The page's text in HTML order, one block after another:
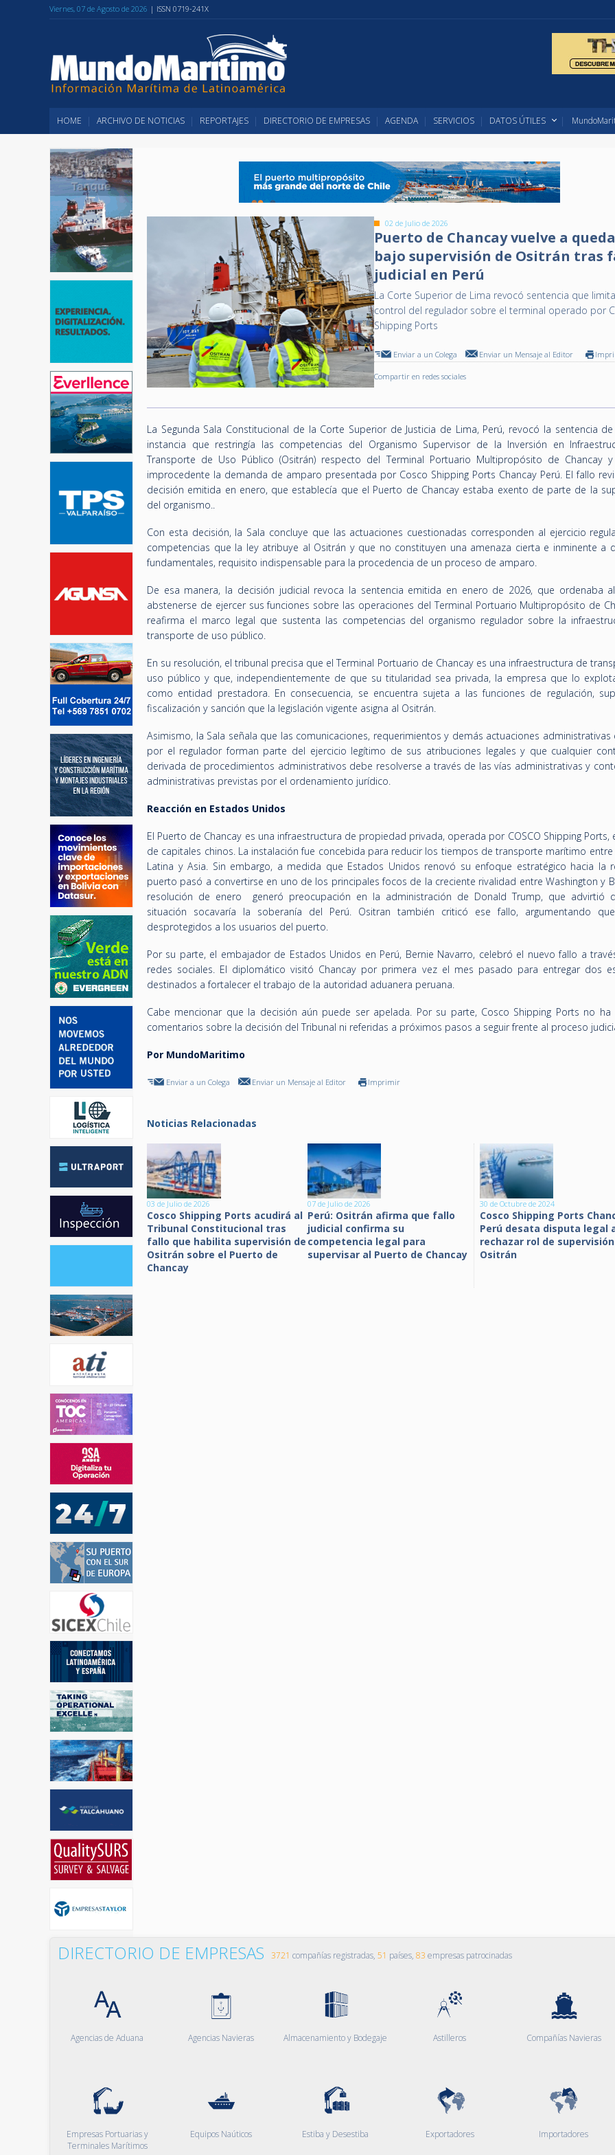
Viernes, 07 de Agosto de 2026 | ISSN 0719-241X
HOME ARCHIVO DE NOTICIAS REPORTAJES DIRECTORIO DE EMPRESAS AGENDA SERVICIOS DATOS ÚTILES
02 de Julio de 2026
Puerto de Chancay vuelve a
bajo supervisión de Ositrán tras
judicial en Perú
La Corte Superior de Lima revocó sentencia que
control del regulador sobre el terminal operado por
Shipping Ports
Enviar a un Colega Enviar un Mensaje al Editor
Compartir en redes sociales
La Segunda Sala Constitucional de la Corte Superior de Justicia de Lima, Perú, revocó la sentencia
instancia que restringía las competencias del Organismo Supervisor de la Inversión en
Transporte de Uso Público (Ositrán) respecto del Terminal Portuario Multipropósito de Chancay
improcedente la demanda de amparo presentada por Cosco Shipping Ports Chancay Perú. El fallo
decisión emitida en enero, que establecía que el Puerto de Chancay estaba exento de parte de la
del organismo..
Con esta decisión, la Sala concluye que las actuaciones cuestionadas corresponden al ejercicio
competencias que la ley atribuye al Ositrán y que no constituyen una amenaza cierta e inminente a
fundamentales, requisito indispensable para la procedencia de un proceso de amparo.
De esa manera, la decisión judicial revoca la sentencia emitida en enero de 2026, que ordenaba
abstenerse de ejercer sus funciones sobre las operaciones del Terminal Portuario Multipropósito de
reafirma el marco legal que sustenta las competencias del organismo regulador sobre la
transporte de uso público.
En su resolución, el tribunal precisa que el Terminal Portuario de Chancay es una infraestructura de
uso público y que, independientemente de que su titularidad sea privada, la empresa que lo
como entidad prestadora. En consecuencia, se encuentra sujeta a las funciones de regulación,
fiscalización y sanción que la legislación vigente asigna al Ositrán.
Asimismo, la Sala señala que las comunicaciones, requerimientos y demás actuaciones administrativas
por el regulador forman parte del ejercicio legítimo de sus atribuciones legales y que cualquier
derivada de procedimientos administrativos debe resolverse a través de las vías administrativas y
administrativas previstas por el ordenamiento jurídico.
Reacción en Estados Unidos
El Puerto de Chancay es una infraestructura de propiedad privada, operada por COSCO Shipping Ports,
de capitales chinos. La instalación fue concebida para reducir los tiempos de transporte marítimo entre
Latina y Asia. Sin embargo, a medida que Estados Unidos renovó su enfoque estratégico hacia la
puerto pasó a convertirse en uno de los principales focos de la creciente rivalidad entre Washington y
resolución de enero generó preocupación en la administración de Donald Trump, que advirtió
situación socavaría la soberanía del Perú. Ositran también criticó ese fallo, argumentando
desprotegidos a los usuarios del puerto.
Por su parte, el embajador de Estados Unidos en Perú, Bernie Navarro, celebró el nuevo fallo a
redes sociales. El diplomático visitó Chancay por primera vez el mes pasado para entregar dos
destinados a fortalecer el trabajo de la autoridad aduanera peruana.
Cabe mencionar que la decisión aún puede ser apelada. Por su parte, Cosco Shipping Ports no
comentarios sobre la decisión del Tribunal ni referidas a próximos pasos a seguir frente al proceso
Por MundoMaritimo
Enviar a un Colega Enviar un Mensaje al Editor Imprimir
Noticias Relacionadas
03 de Julio de 2026
Cosco Shipping Ports acudirá al
Tribunal Constitucional tras
fallo que habilita supervisión de
Ositrán sobre el Puerto de
Chancay
07 de Julio de 2026
Perú: Ositrán afirma que fallo
judicial confirma su
competencia legal para
supervisar al Puerto de Chancay
30 de Octubre de 2024
Cosco Shipping Ports
Perú desata disputa legal
rechazar rol de
Ositrán
DIRECTORIO DE EMPRESAS 3721 compañías registradas, 51 países, 83 empresas patrocinadas
Agencias de Aduana Agencias Navieras Almacenamiento y Bodegaje Astilleros Compañías Navieras
Empresas Portuarias y
Terminales Marítimos
Equipos Naúticos Estiba y Desestiba Exportadores Importadores